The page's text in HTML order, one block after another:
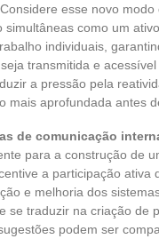
esse novo modo
simultâneas como um
individuais,
transmitida e acessível
a pressão pela
mais aprofundada antes
de comunicação
para a construção de
a participação ativa
e melhoria dos
se traduzir na criação de
podem ser